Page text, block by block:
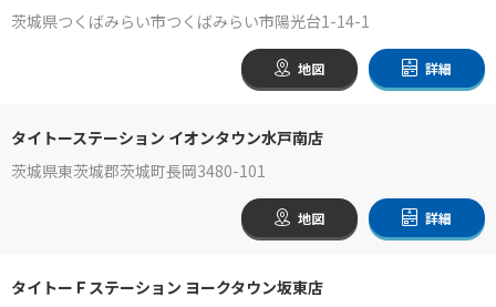
茨城県つくばみらい市つくばみらい市陽光台1-14-1
地図 詳細
タイトーステーション イオンタウン水戸南店
茨城県東茨城郡茨城町長岡3480-101
地図 詳細
タイトーＦステーション ヨークタウン坂東店